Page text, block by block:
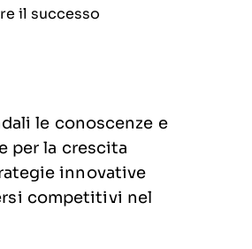
il successo
le conoscenze e
per la crescita
innovative
competitivi nel